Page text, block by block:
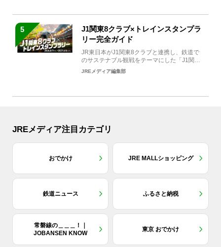
5
J1関東8クラブ×トレインスタンプラ
リー完全ガイド
JR東日本がJ1関東8クラブと連携し、鉄道で
のサステナブル観戦をテーマにした「J1関東8
クラブ×トレイン...
JREメディア編集部
JREメディア注目カテゴリ
おでかけ JRE MALLショッピング
鉄道ニュース ふるさと納税
常磐線の＿＿＿！｜
JOBANSEN KNOW
東京 おでかけ